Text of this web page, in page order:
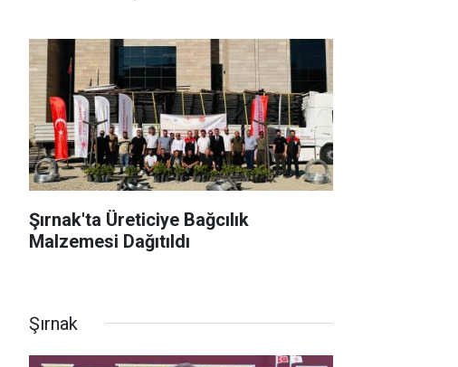
Şırnak'ta Üreticiye Bağcılık
Malzemesi Dağıtıldı
Şırnak